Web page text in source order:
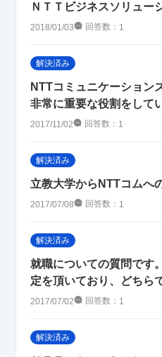
ＮＴＴビジネスソリュー
2018/01/03 回答数： 1
解決済み
NTTコミュニケーション
非常に重要な役割をして
2017/11/02 回答数： 1
解決済み
立教大学からNTTコムへ
2017/07/08 回答数： 1
解決済み
就職についての質問です
定を頂いており、どちら
2017/07/02 回答数： 1
解決済み